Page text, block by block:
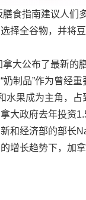
食指南建议人们
择全谷物，并将
拿大公布了最新的
奶制品”作为曾经
水果成为主角，占
大政府去年投资
和经济部的部长
增长趋势下，加